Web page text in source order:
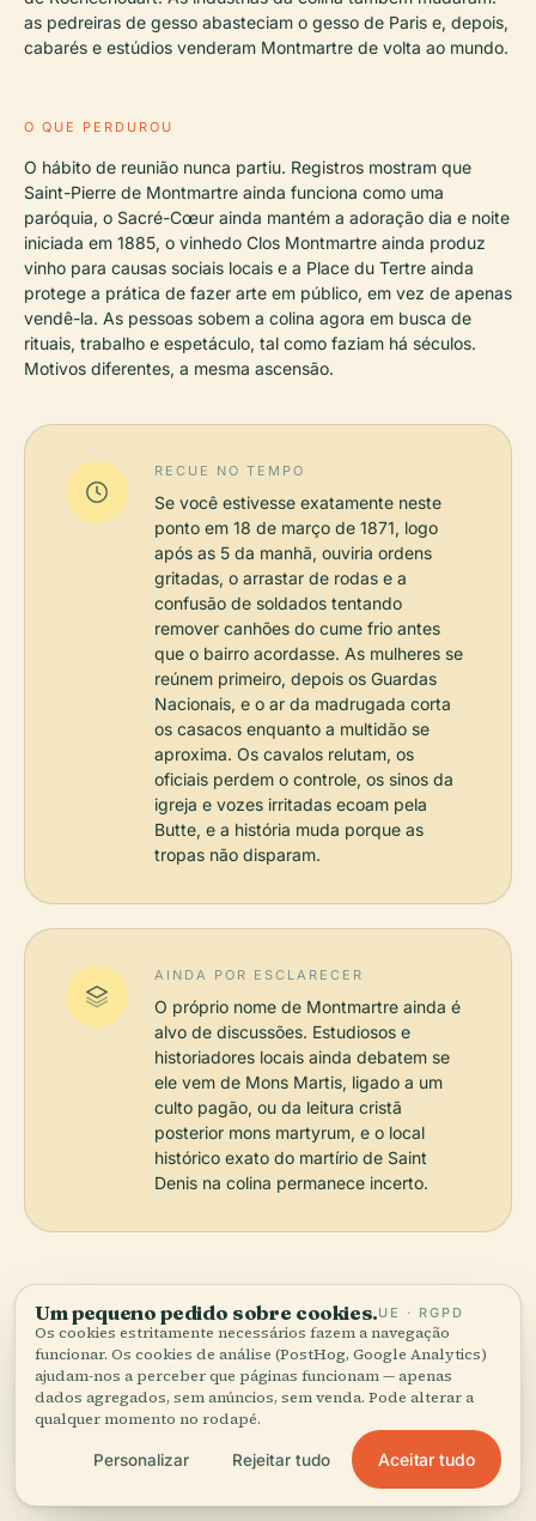
as pedreiras de gesso abasteciam o gesso de Paris e, depois,
cabarés e estúdios venderam Montmartre de volta ao mundo.
O QUE PERDUROU
O hábito de reunião nunca partiu. Registros mostram que
Saint-Pierre de Montmartre ainda funciona como uma
paróquia, o Sacré-Cœur ainda mantém a adoração dia e noite
iniciada em 1885, o vinhedo Clos Montmartre ainda produz
vinho para causas sociais locais e a Place du Tertre ainda
protege a prática de fazer arte em público, em vez de apenas
vendê-la. As pessoas sobem a colina agora em busca de
rituais, trabalho e espetáculo, tal como faziam há séculos.
Motivos diferentes, a mesma ascensão.
RECUE NO TEMPO
Se você estivesse exatamente neste
ponto em 18 de março de 1871, logo
após as 5 da manhã, ouviria ordens
gritadas, o arrastar de rodas e a
confusão de soldados tentando
remover canhões do cume frio antes
que o bairro acordasse. As mulheres se
reúnem primeiro, depois os Guardas
Nacionais, e o ar da madrugada corta
os casacos enquanto a multidão se
aproxima. Os cavalos relutam, os
oficiais perdem o controle, os sinos da
igreja e vozes irritadas ecoam pela
Butte, e a história muda porque as
tropas não disparam.
AINDA POR ESCLARECER
O próprio nome de Montmartre ainda é
alvo de discussões. Estudiosos e
historiadores locais ainda debatem se
ele vem de Mons Martis, ligado a um
culto pagão, ou da leitura cristã
posterior mons martyrum, e o local
histórico exato do martírio de Saint
Denis na colina permanece incerto.
Ouça a história completa no app
Um pequeno pedido sobre cookies.UE · RGPD
Os cookies estritamente necessários fazem a navegação
funcionar. Os cookies de análise (PostHog, Google Analytics)
ajudam-nos a perceber que páginas funcionam — apenas
dados agregados, sem anúncios, sem venda. Pode alterar a
qualquer momento no rodapé.
Personalizar Rejeitar tudo Aceitar tudo